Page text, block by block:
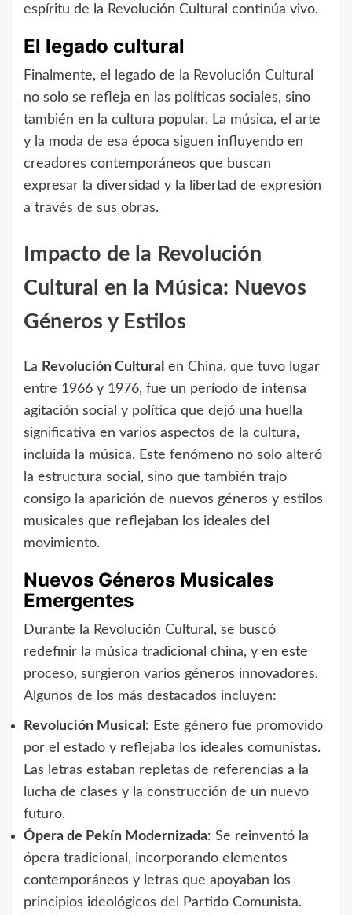
espíritu de la Revolución Cultural continúa vivo.
El legado cultural
Finalmente, el legado de la Revolución Cultural
no solo se refleja en las políticas sociales, sino
también en la cultura popular. La música, el arte
y la moda de esa época siguen influyendo en
creadores contemporáneos que buscan
expresar la diversidad y la libertad de expresión
a través de sus obras.
Impacto de la Revolución
Cultural en la Música: Nuevos
Géneros y Estilos
La Revolución Cultural en China, que tuvo lugar
entre 1966 y 1976, fue un período de intensa
agitación social y política que dejó una huella
significativa en varios aspectos de la cultura,
incluida la música. Este fenómeno no solo alteró
la estructura social, sino que también trajo
consigo la aparición de nuevos géneros y estilos
musicales que reflejaban los ideales del
movimiento.
Nuevos Géneros Musicales
Emergentes
Durante la Revolución Cultural, se buscó
redefinir la música tradicional china, y en este
proceso, surgieron varios géneros innovadores.
Algunos de los más destacados incluyen:
Revolución Musical : Este género fue promovido
por el estado y reflejaba los ideales comunistas.
Las letras estaban repletas de referencias a la
lucha de clases y la construcción de un nuevo
futuro.
Ópera de Pekín Modernizada: Se reinventó la
ópera tradicional, incorporando elementos
contemporáneos y letras que apoyaban los
principios ideológicos del Partido Comunista.